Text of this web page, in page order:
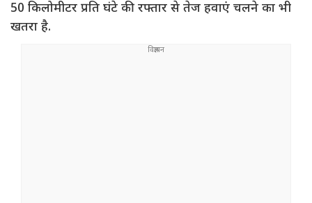
50 किलोमीटर प्रति घंटे की रफ्तार से तेज हवाएं चलने का भी
खतरा है.